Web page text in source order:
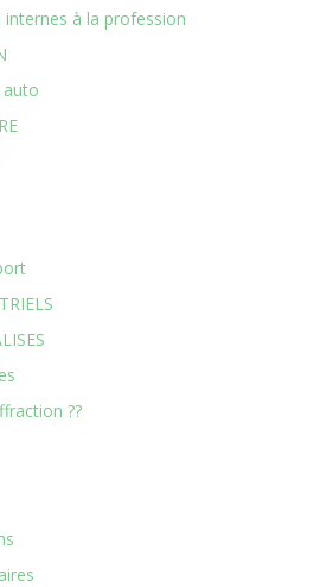
à la profession
auto
??